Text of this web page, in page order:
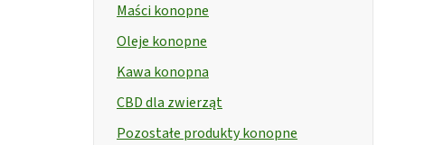
Maści konopne
Oleje konopne
Kawa konopna
CBD dla zwierząt
Pozostałe produkty konopne